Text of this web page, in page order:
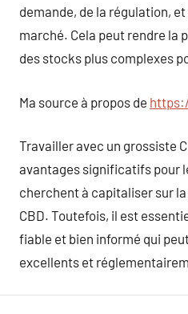
demande, de la régulation,
marché. Cela peut rendre la
des stocks plus complexes
Ma source à propos de
Travailler avec un grossiste
avantages significatifs pour
cherchent à capitaliser sur
CBD. Toutefois, il est
fiable et bien informé qui
excellents et